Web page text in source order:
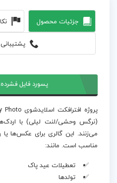
جزئیات محصول
پسورد فایل
(نرگس وحشی/لنت لیلی) با
می‌زنند. این گالری برای عکس‌ها
مناسب است. مانند:
تعطیلات عید پاک
تولدها